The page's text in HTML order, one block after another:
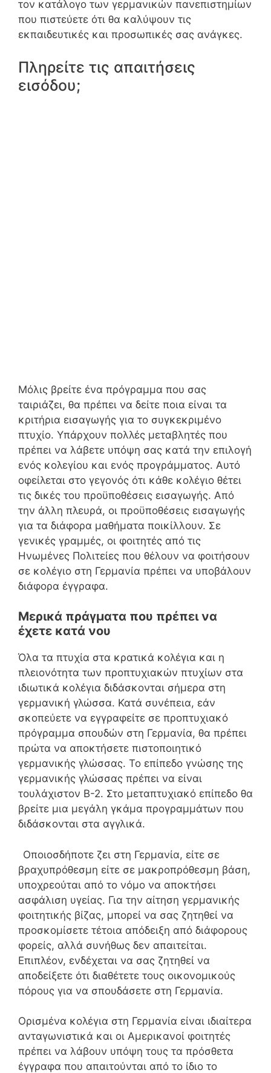
τον κατάλογο των γερμανικών πανεπιστημίων
που πιστεύετε ότι θα καλύψουν τις
εκπαιδευτικές και προσωπικές σας ανάγκες.
Πληρείτε τις απαιτήσεις
εισόδου;
Μόλις βρείτε ένα πρόγραμμα που σας
ταιριάζει, θα πρέπει να δείτε ποια είναι τα
κριτήρια εισαγωγής για το συγκεκριμένο
πτυχίο. Υπάρχουν πολλές μεταβλητές που
πρέπει να λάβετε υπόψη σας κατά την επιλογή
ενός κολεγίου και ενός προγράμματος. Αυτό
οφείλεται στο γεγονός ότι κάθε κολέγιο θέτει
τις δικές του προϋποθέσεις εισαγωγής. Από
την άλλη πλευρά, οι προϋποθέσεις εισαγωγής
για τα διάφορα μαθήματα ποικίλλουν. Σε
γενικές γραμμές, οι φοιτητές από τις
Ηνωμένες Πολιτείες που θέλουν να φοιτήσουν
σε κολέγιο στη Γερμανία πρέπει να υποβάλουν
διάφορα έγγραφα.
Μερικά πράγματα που πρέπει να
έχετε κατά νου
Όλα τα πτυχία στα κρατικά κολέγια και η
πλειονότητα των προπτυχιακών πτυχίων στα
ιδιωτικά κολέγια διδάσκονται σήμερα στη
γερμανική γλώσσα. Κατά συνέπεια, εάν
σκοπεύετε να εγγραφείτε σε προπτυχιακό
πρόγραμμα σπουδών στη Γερμανία, θα πρέπει
πρώτα να αποκτήσετε πιστοποιητικό
γερµανικής γλώσσας. Το επίπεδο γνώσης της
γερμανικής γλώσσας πρέπει να είναι
τουλάχιστον B-2. Στο μεταπτυχιακό επίπεδο θα
βρείτε μια μεγάλη γκάμα προγραμμάτων που
διδάσκονται στα αγγλικά.
Οποιοσδήποτε ζει στη Γερμανία, είτε σε
βραχυπρόθεσμη είτε σε μακροπρόθεσμη βάση,
υποχρεούται από το νόμο να αποκτήσει
ασφάλιση υγείας. Για την αίτηση γερμανικής
φοιτητικής βίζας, μπορεί να σας ζητηθεί να
προσκομίσετε τέτοια απόδειξη από διάφορους
φορείς, αλλά συνήθως δεν απαιτείται.
Επιπλέον, ενδέχεται να σας ζητηθεί να
αποδείξετε ότι διαθέτετε τους οικονομικούς
πόρους για να σπουδάσετε στη Γερμανία.
Ορισμένα κολέγια στη Γερμανία είναι ιδιαίτερα
ανταγωνιστικά και οι Αμερικανοί φοιτητές
πρέπει να λάβουν υπόψη τους τα πρόσθετα
έγγραφα που απαιτούνται από το ίδιο το